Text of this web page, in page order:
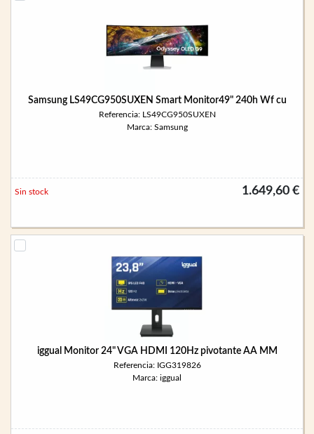
Samsung LS49CG950SUXEN Smart Monitor49" 240h Wf cu
Referencia: LS49CG950SUXEN
Marca: Samsung
1.649,60 €
Sin stock
iggual Monitor 24" VGA HDMI 120Hz pivotante AA MM
Referencia: IGG319826
Marca: iggual